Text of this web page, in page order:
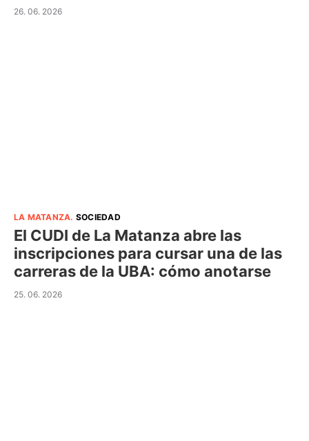
26. 06. 2026
LA MATANZA. SOCIEDAD
El CUDI de La Matanza abre las
inscripciones para cursar una de las
carreras de la UBA: cómo anotarse
25. 06. 2026